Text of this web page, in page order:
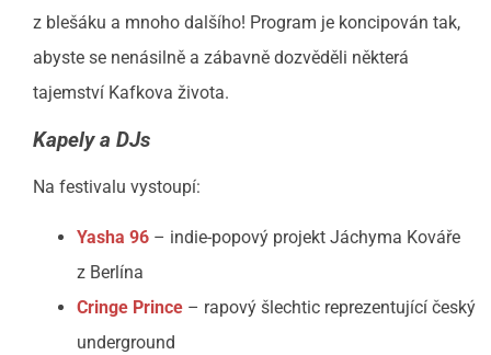
z blešáku a mnoho dalšího! Program je koncipován tak,
abyste se nenásilně a zábavně dozvěděli některá
tajemství Kafkova života.
Kapely a DJs
Na festivalu vystoupí:
Yasha 96 – indie-popový projekt Jáchyma Kováře
z Berlína
Cringe Prince – rapový šlechtic reprezentující český
underground